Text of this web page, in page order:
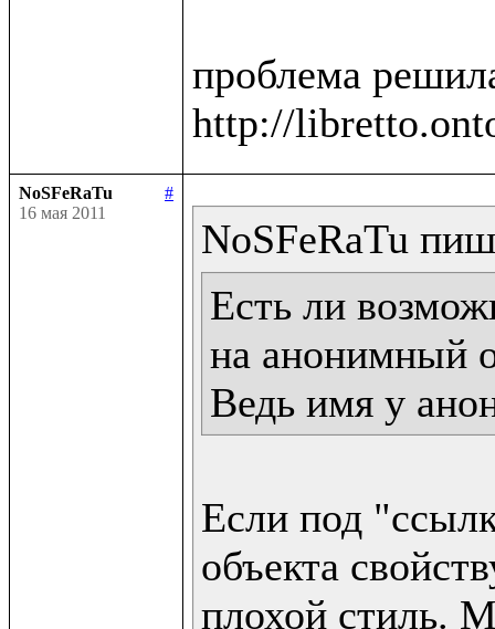
проблема
NoSFeRaTu
#
16 мая 2011
Есть ли
на анонимный
Ведь имя у
Если под
объекта
плохой стиль.